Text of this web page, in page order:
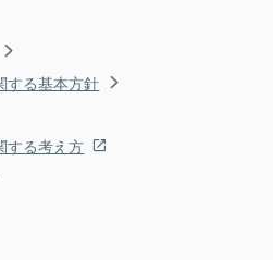
する基本方針
する考え方